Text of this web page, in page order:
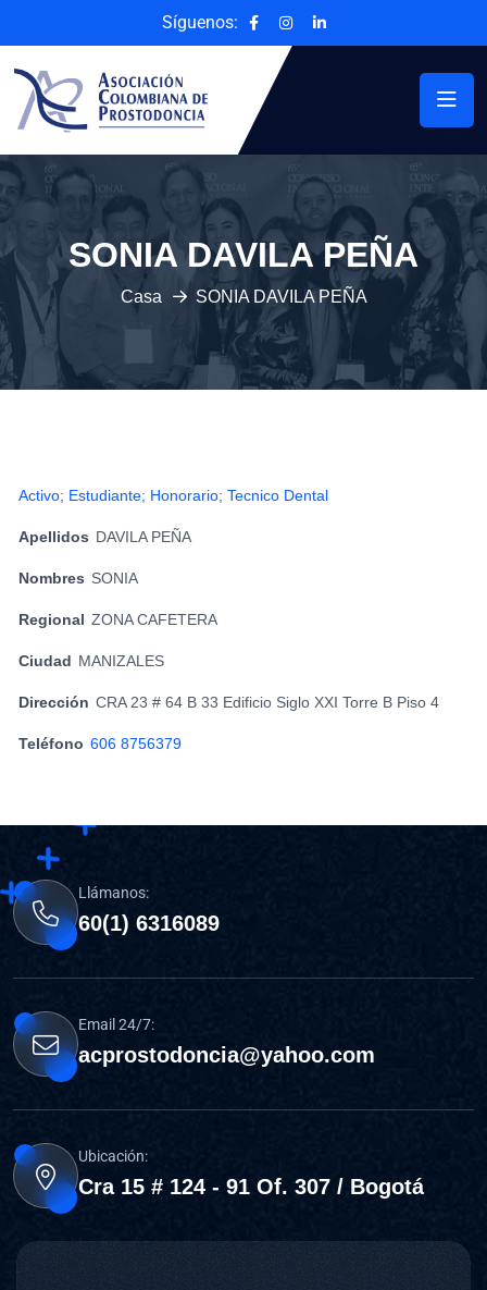
Síguenos:
SONIA DAVILA PEÑA
Casa SONIA DAVILA PEÑA
Activo; Estudiante; Honorario; Tecnico Dental
Apellidos DAVILA PEÑA
Nombres SONIA
Regional ZONA CAFETERA
Ciudad MANIZALES
Dirección CRA 23 # 64 B 33 Edificio Siglo XXI Torre B Piso 4
Teléfono 606 8756379
Llámanos:
60(1) 6316089
Email 24/7:
acprostodoncia@yahoo.com
Ubicación:
Cra 15 # 124 - 91 Of. 307 / Bogotá